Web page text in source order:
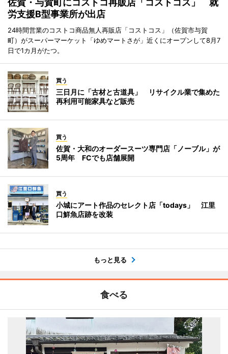
佐賀・与賀町にコストコ再販店「コストコス」 就
労支援B型事業所が出店
24時間営業のコストコ商品無人再販店「コストコス」（佐賀市与賀
町）がスーパーマーケット「ゆめマートさが」近くにオープンして8月7
日で1カ月がたつ。
買う
三日月に「古材と古道具」 リサイクル業で集めた
再利用可能家具など販売
買う
佐賀・大和のオーダースーツ専門店「ノーブル」が
5周年 FCでも店舗展開
買う
小城にアート作品のセレクト店「todays」 江里
口鮮魚店跡を改装
もっと見る
食べる